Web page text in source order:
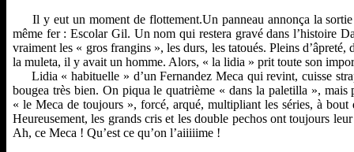
Il y eut un moment de flottement.Un panneau annonça la
même fer : Escolar Gil. Un nom qui restera gravé dans l’histoire
vraiment les « gros frangins », les durs, les tatoués. Pleins
la muleta, il y avait un homme. Alors, « la lidia » prit toute son
Lidia « habituelle » d’un Fernandez Meca qui revint, cuisse
bougea très bien. On piqua le quatrième « dans la paletilla »,
« le Meca de toujours », forcé, arqué, multipliant les séries, à
Heureusement, les grands cris et les double pechos ont toujours
Ah, ce Meca ! Qu’est ce qu’on l’aiiiiime !